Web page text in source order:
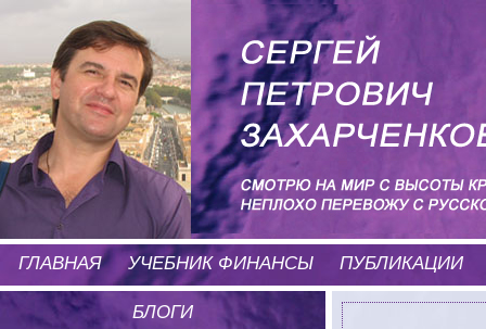
ГЛАВНАЯ УЧЕБНИК ФИНАНСЫ ПУБЛИКАЦИИ
БЛОГИ